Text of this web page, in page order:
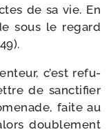
de sa vie. En
sous le regard
c’est refu­
de sanc­ti­fier
faite au
dou­ble­ment